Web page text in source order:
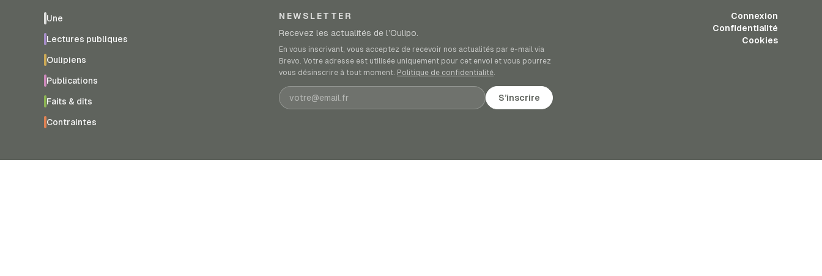
Une
Lectures publiques
Oulipiens
Publications
Faits & dits
Contraintes
NEWSLETTER
Recevez les actualités de l’Oulipo.
En vous inscrivant, vous acceptez de recevoir nos actualités par e-mail via
Brevo. Votre adresse est utilisée uniquement pour cet envoi et vous pourrez
vous désinscrire à tout moment. Politique de confidentialité.
Adresse e-mail S’inscrire
Connexion
Confidentialité
Cookies